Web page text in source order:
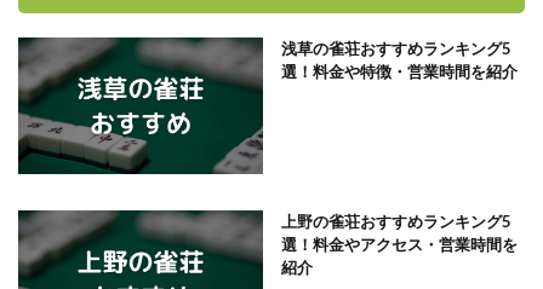
浅草の雀荘おすすめランキング5
選！料金や特徴・営業時間を紹介
上野の雀荘おすすめランキング5
選！料金やアクセス・営業時間を
紹介